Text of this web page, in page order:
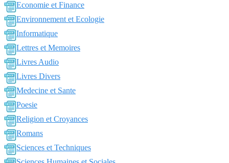
Economie et Finance
Environnement et Ecologie
Informatique
Lettres et Memoires
Livres Audio
Livres Divers
Medecine et Sante
Poesie
Religion et Croyances
Romans
Sciences et Techniques